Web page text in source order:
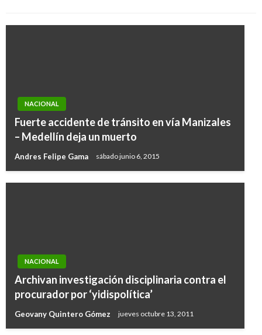
NACIONAL
Fuerte accidente de tránsito en vía Manizales
– Medellín deja un muerto
Andres Felipe Gama sábado junio 6, 2015
NACIONAL
Archivan investigación disciplinaria contra el
procurador por ‘yidispolítica’
Geovany Quintero Gómez jueves octubre 13, 2011